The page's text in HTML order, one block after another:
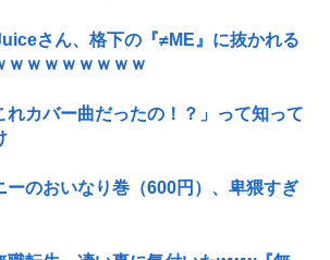
さん、格下の『≠ME』に抜かれる
ｗｗｗｗｗｗｗｗ
れカバー曲だったの！？」って知って
ーのおいなり巻（600円）、卑猥すぎ